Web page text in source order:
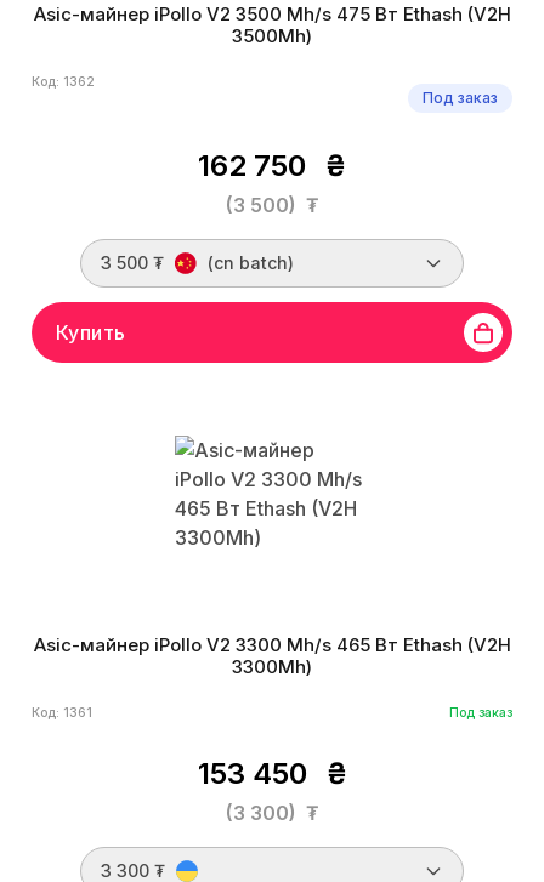
Asic-майнер iPollo V2 3500 Mh/s 475 Вт Ethash (V2H
3500Mh)
Код: 1362
Под заказ
162 750 ₴
(3 500) ₮
3 500 ₮ (cn batch)
Купить
Asic-майнер iPollo V2 3300 Mh/s 465 Вт Ethash (V2H
3300Mh)
Код: 1361 Под заказ
153 450 ₴
(3 300) ₮
3 300 ₮